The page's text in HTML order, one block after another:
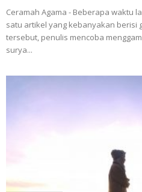
Ceramah Agama - Beberapa waktu
satu artikel yang kebanyakan berisi
tersebut, penulis mencoba
surya...